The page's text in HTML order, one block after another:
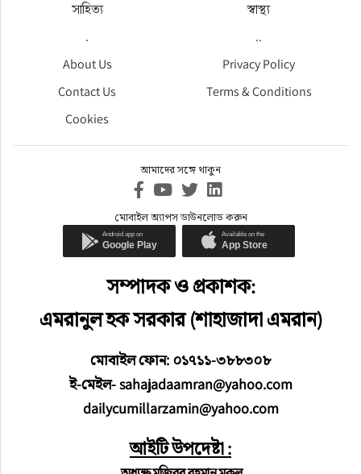
সাহিত্য
স্বাস্থ্য
.
..
About Us
Privacy Policy
Contact Us
Terms & Conditions
Cookies
আমাদের সঙ্গে থাকুন
মোবাইল অ্যাপস ডাউনলোড করুন
সম্পাদক ও প্রকাশক:
এমরানুল হক সরকার (শাহাজাদা এমরান)
মোবাইল ফোন: ০১৭১১-৩৮৮৩০৮
ই-মেইল- sahajadaamran@yahoo.com
dailycumillarzamin@yahoo.com
আইটি উপদেষ্টা :